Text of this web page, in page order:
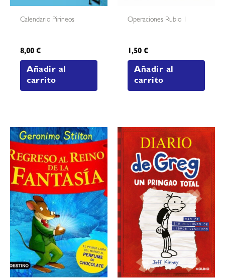
Calendario Pirineos
8,00€
Añadir al
carrito
Operaciones Rubio 1
1,50€
Añadir al
carrito